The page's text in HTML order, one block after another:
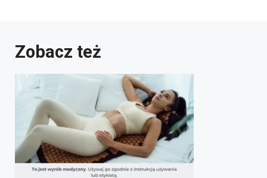
Zobacz też